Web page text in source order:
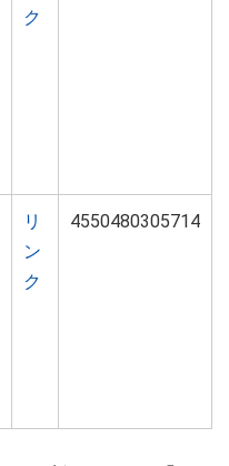
ク
リ
ン
ク
4550480305714